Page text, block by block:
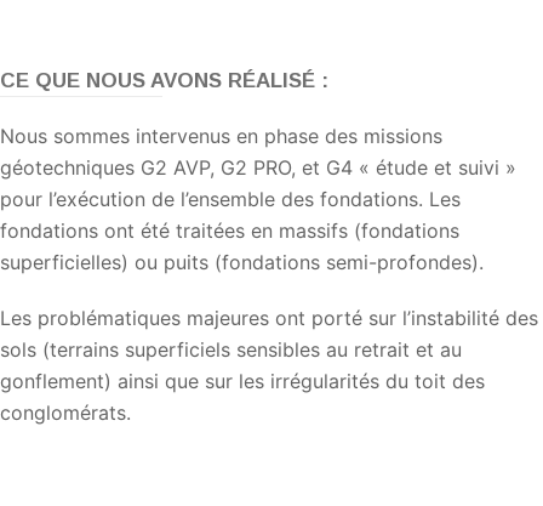
CE QUE NOUS AVONS RÉALISÉ :
Nous sommes intervenus en phase des missions
géotechniques G2 AVP, G2 PRO, et G4 « étude et suivi »
pour l’exécution de l’ensemble des fondations. Les
fondations ont été traitées en massifs (fondations
superficielles) ou puits (fondations semi-profondes).
Les problématiques majeures ont porté sur l’instabilité des
sols (terrains superficiels sensibles au retrait et au
gonflement) ainsi que sur les irrégularités du toit des
conglomérats.